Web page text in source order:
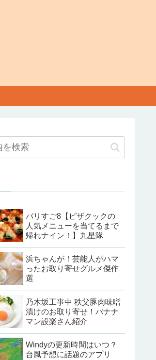
バリすご8【ピザクックの
人気メニューを当てるまで
帰れナイン！】九星隊
浜ちゃんが！芸能人がハマ
ったお取り寄せグルメ傑作
選
乃木坂工事中 秩父豚肉味噌
漬けのお取り寄せ！バナナ
マン設楽さん紹介
Windyの更新時間はいつ？
台風予想に話題のアプリ